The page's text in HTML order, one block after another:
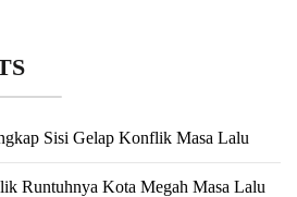
Sisi Gelap Konflik Masa Lalu
Runtuhnya Kota Megah Masa Lalu